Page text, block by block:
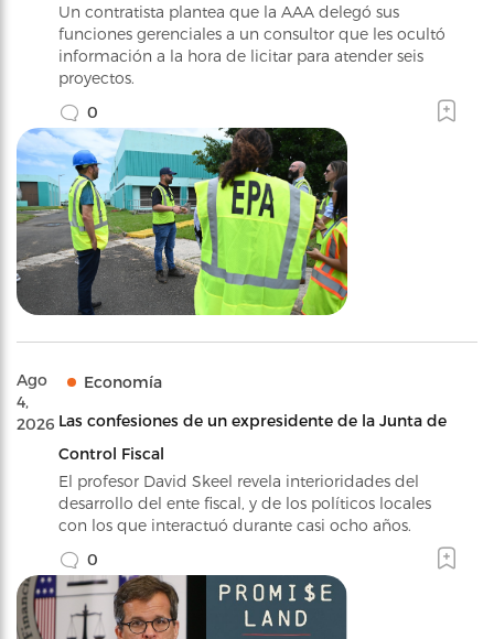
Un contratista plantea que la AAA delegó sus
funciones gerenciales a un consultor que les ocultó
información a la hora de licitar para atender seis
proyectos.
0
Ago
4,
2026
Economía
Las confesiones de un expresidente de la Junta de
Control Fiscal
El profesor David Skeel revela interioridades del
desarrollo del ente fiscal, y de los políticos locales
con los que interactuó durante casi ocho años.
0